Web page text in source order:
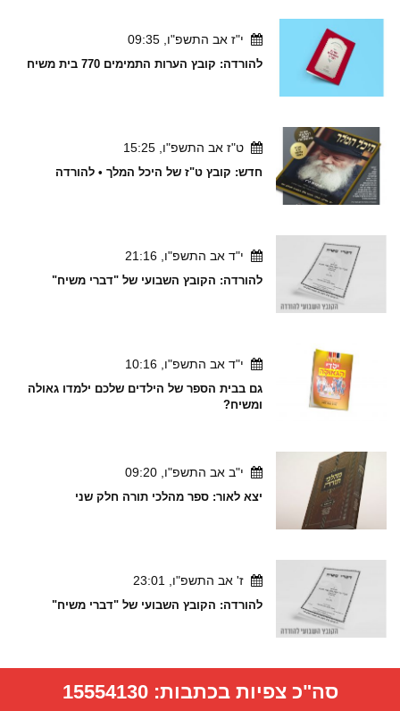
י"ז אב התשפ"ו, 09:35
להורדה: קובץ הערות התמימים 770 בית משיח
ט"ז אב התשפ"ו, 15:25
חדש: קובץ ט"ז של היכל המלך • להורדה
י"ד אב התשפ"ו, 21:16
להורדה: הקובץ השבועי של "דברי משיח"
י"ד אב התשפ"ו, 10:16
גם בבית הספר של הילדים שלכם ילמדו גאולה
ומשיח?
י"ב אב התשפ"ו, 09:20
יצא לאור: ספר מהלכי תורה חלק שני
ז' אב התשפ"ו, 23:01
להורדה: הקובץ השבועי של "דברי משיח"
סה"כ צפיות בכתבות:15554130